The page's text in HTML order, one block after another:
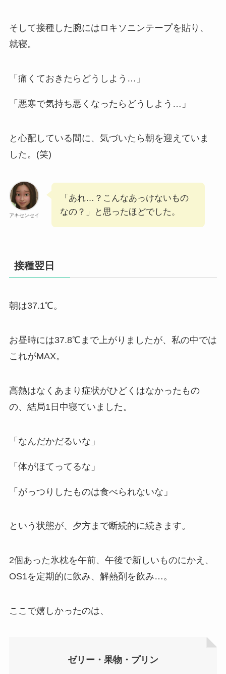
そして接種した腕にはロキソニンテープを貼り、
就寝。
「痛くておきたらどうしよう…」
「悪寒で気持ち悪くなったらどうしよう…」
と心配している間に、気づいたら朝を迎えていま
した。(笑)
アキセンセイ
「あれ…？こんなあっけないもの
なの？」と思ったほどでした。
接種翌日
朝は37.1℃。
お昼時には37.8℃まで上がりましたが、私の中では
これがMAX。
高熱はなくあまり症状がひどくはなかったもの
の、結局1日中寝ていました。
「なんだかだるいな」
「体がほてってるな」
「がっつりしたものは食べられないな」
という状態が、夕方まで断続的に続きます。
2個あった氷枕を午前、午後で新しいものにかえ、
OS1を定期的に飲み、解熱剤を飲み…。
ここで嬉しかったのは、
ゼリー・果物・プリン